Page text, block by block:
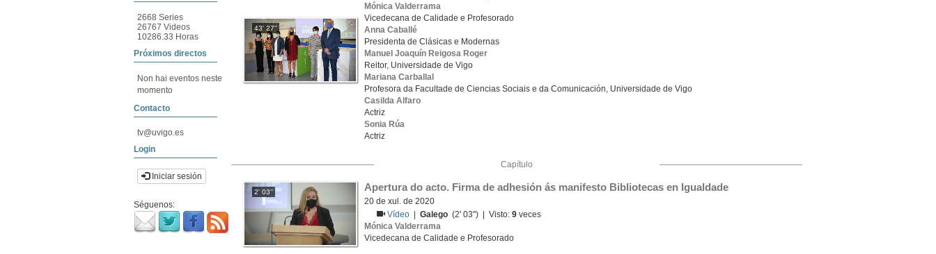
2668 Series
26767 Videos
10286.33 Horas
Próximos directos
Non hai eventos neste
momento
Contacto
tv@uvigo.es
Login
Iniciar sesión
Séguenos:
43' 27''
Mónica Valderrama
Vicedecana de Calidade e Profesorado
Anna Caballé
Presidenta de Clásicas e Modernas
Manuel Joaquín Reigosa Roger
Reitor, Universidade de Vigo
Mariana Carballal
Profesora da Facultade de Ciencias Sociais e da Comunicación, Universidade de Vigo
Casilda Alfaro
Actriz
Sonia Rúa
Actriz
Capítulo
2' 03'' Apertura do acto. Firma de adhesión ás manifesto Bibliotecas en Igualdade
20 de xul. de 2020
Vídeo
|Galego (2' 03'') | Visto:9 veces
Mónica Valderrama
Vicedecana de Calidade e Profesorado